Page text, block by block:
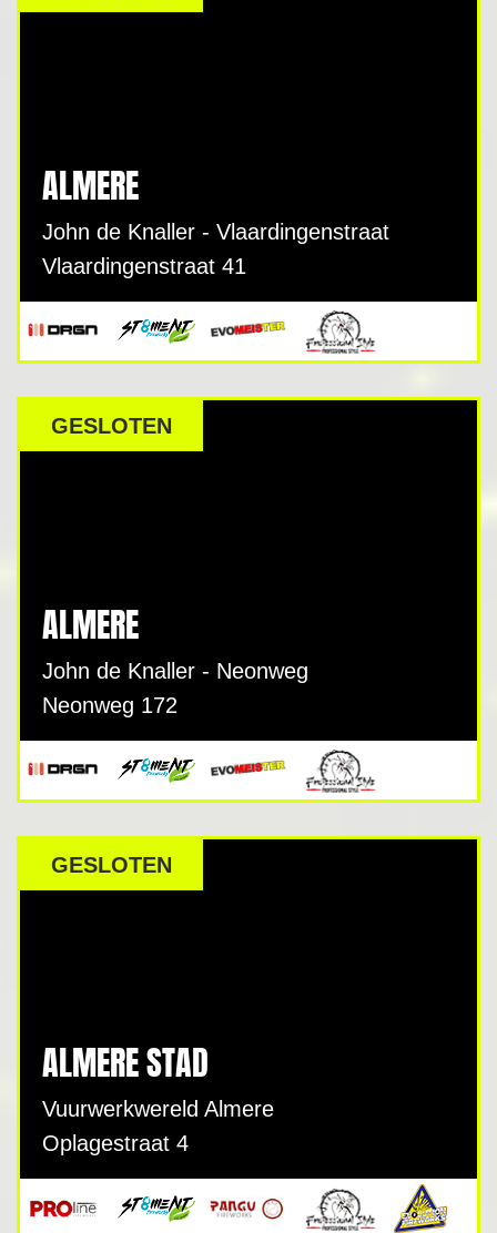
ALMERE
John de Knaller - Vlaardingenstraat
Vlaardingenstraat 41
GESLOTEN
ALMERE
John de Knaller - Neonweg
Neonweg 172
GESLOTEN
ALMERE STAD
Vuurwerkwereld Almere
Oplagestraat 4